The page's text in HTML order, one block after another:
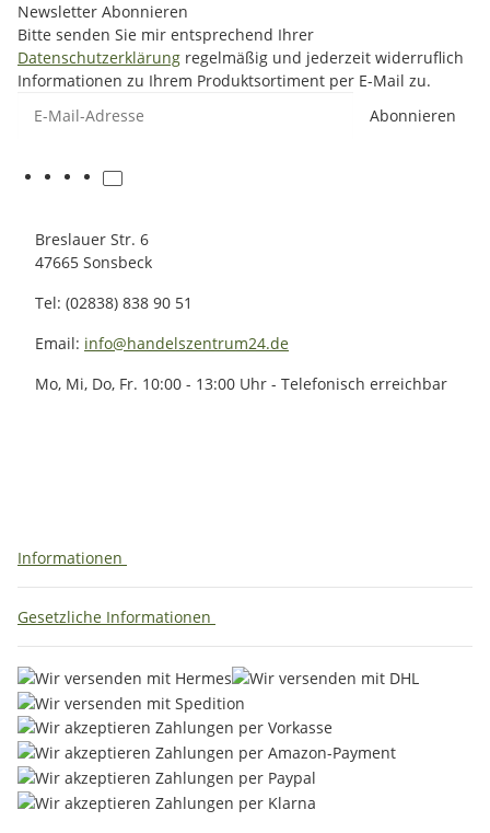
Newsletter Abonnieren
Bitte senden Sie mir entsprechend Ihrer
Datenschutzerklärung regelmäßig und jederzeit widerruflich
Informationen zu Ihrem Produktsortiment per E-Mail zu.
Abonnieren
Breslauer Str. 6
47665 Sonsbeck
Tel: (02838) 838 90 51
Email: info@handelszentrum24.de
Mo, Mi, Do, Fr. 10:00 - 13:00 Uhr - Telefonisch erreichbar
Informationen
Gesetzliche Informationen